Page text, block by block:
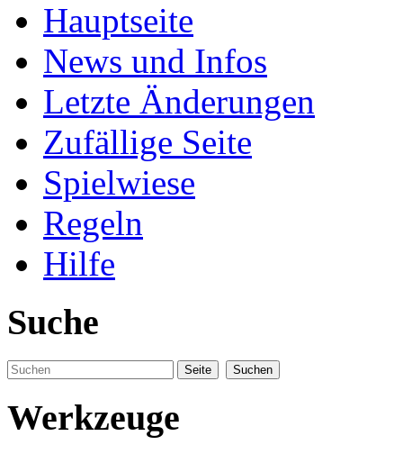
Hauptseite
News und Infos
Letzte Änderungen
Zufällige Seite
Spielwiese
Regeln
Hilfe
Suche
Werkzeuge